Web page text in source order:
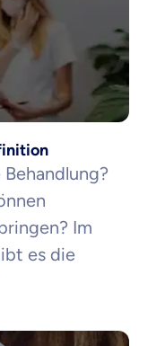
Im
es die